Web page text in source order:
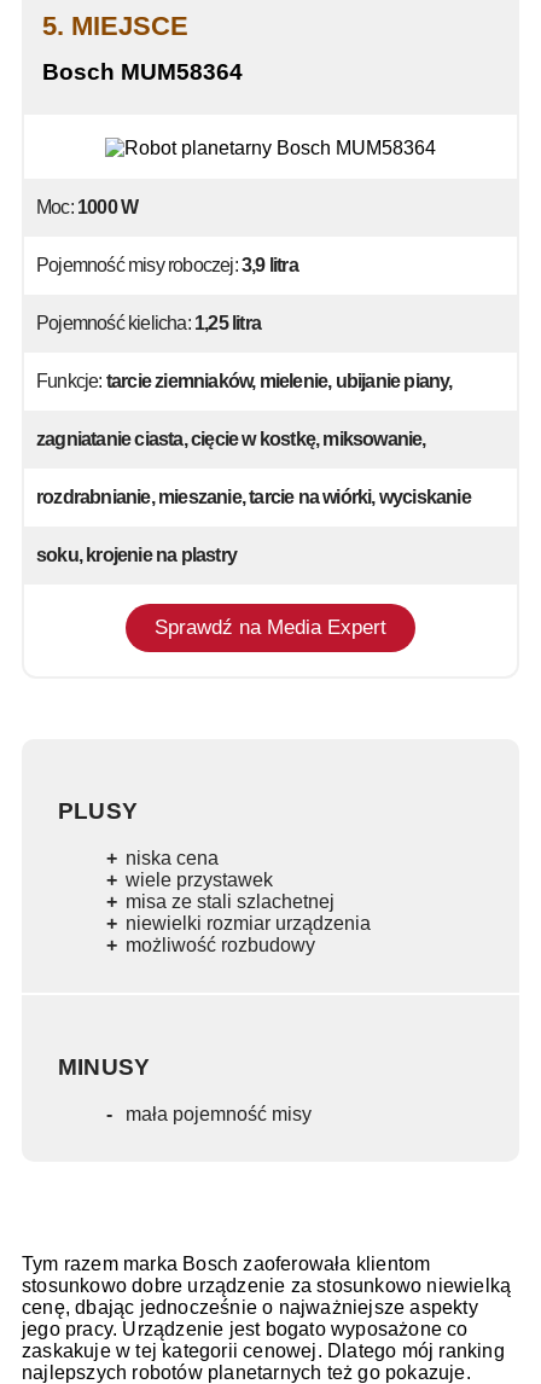
5. MIEJSCE
Bosch MUM58364
Moc: 1000 W
Pojemność misy roboczej:3,9 litra
Pojemność kielicha: 1,25 litra
Funkcje: tarcie ziemniaków, mielenie, ubijanie piany,
zagniatanie ciasta, cięcie w kostkę, miksowanie,
rozdrabnianie, mieszanie, tarcie na wiórki, wyciskanie
soku, krojenie na plastry
Sprawdź na Media Expert
PLUSY
niska cena
wiele przystawek
misa ze stali szlachetnej
niewielki rozmiar urządzenia
możliwość rozbudowy
MINUSY
mała pojemność misy
Tym razem marka Bosch zaoferowała klientom
stosunkowo dobre urządzenie za stosunkowo niewielką
cenę, dbając jednocześnie o najważniejsze aspekty
jego pracy. Urządzenie jest bogato wyposażone co
zaskakuje w tej kategorii cenowej. Dlatego mój ranking
najlepszych robotów planetarnych też go pokazuje.